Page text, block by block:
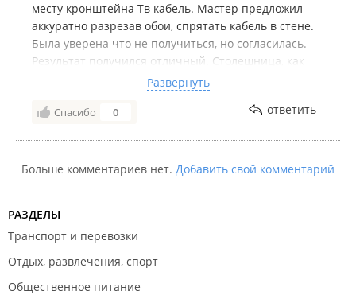
месту кронштейна Тв кабель. Мастер предложил
аккуратно разрезав обои, спрятать кабель в стене.
Была уверена что не получиться, но согласилась.
Результат получился отличный. Столешница, как
выяснилось, не влагостойкая ( бюджетная) мастер
сделал влагозащиту каким то герметиком, аккуратно
установил плинтус и мойку. Предложил сразу
бутыли постоянно мешаются. В итоге осталась
Развернуть
Спасибо 0 ответить
Больше комментариев нет. Добавить свой комментарий
РАЗДЕЛЫ
Транспорт и перевозки
Отдых, развлечения, спорт
Общественное питание